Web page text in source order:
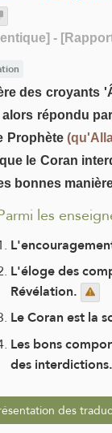
-
des croyants
alors répondu
Prophète
le Coran
bonnes
les
L'éloge des
Révélation.
Le Coran est la
Les bons
des interdictions.
des